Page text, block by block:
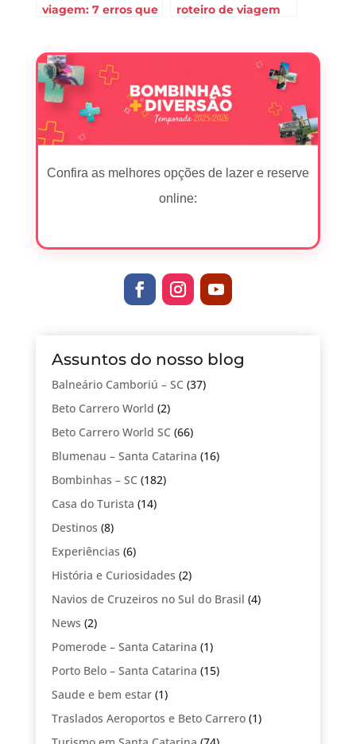
viagem: 7 erros que
roteiro de viagem
Confira as melhores opções de lazer e reserve
online:
Assuntos do nosso blog
Balneário Camboriú – SC (37)
Beto Carrero World (2)
Beto Carrero World SC (66)
Blumenau – Santa Catarina (16)
Bombinhas – SC (182)
Casa do Turista (14)
Destinos (8)
Experiências (6)
História e Curiosidades (2)
Navios de Cruzeiros no Sul do Brasil (4)
News (2)
Pomerode – Santa Catarina (1)
Porto Belo – Santa Catarina (15)
Saude e bem estar(1)
Traslados Aeroportos e Beto Carrero(1)